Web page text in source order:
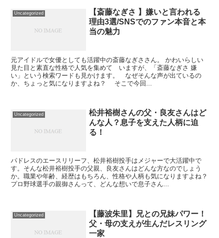
Uncategorized
【斎藤なぎさ 】嫌いと言われる
理由3選/SNSでのファン本音と本
当の魅力
元アイドルで女優としても活躍中の斎藤なぎささん。 かわいらしい
見た目と素直な性格で人気を集めて いますが、「斎藤なぎさ 嫌
い」という検索ワードも見かけます。 なぜそんな声が出ているの
か、ちょっと気になりますよね？ そこで今回...
Uncategorized
松井裕樹さんの父・良友さんはど
んな人？息子を支えた人柄に迫
る！
パドレスのエースリリーフ、松井裕樹投手はメジャーで大活躍中で
す。そんな松井裕樹投手の父親、良友さんはどんな方なのでしょう
か。職業や年齢、経歴はもちろん、性格や人柄も気になりますよね？
プロ野球選手の親御さんって、どんな想いで息子さん...
Uncategorized
【藤波朱里】兄との兄妹パワー！
父・母の支えが生んだレスリング
一家